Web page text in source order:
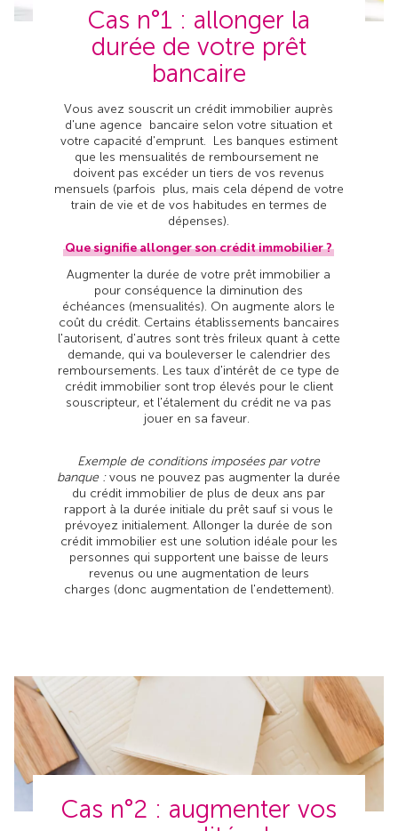
Cas n°1 : allonger la
durée de votre prêt
bancaire
Vous avez souscrit un crédit immobilier auprès
d'une agence bancaire selon votre situation et
votre capacité d'emprunt. Les banques estiment
que les mensualités de remboursement ne
doivent pas excéder un tiers de vos revenus
mensuels (parfois plus, mais cela dépend de votre
train de vie et de vos habitudes en termes de
dépenses).
Que signifie allonger son crédit immobilier ?
Augmenter la durée de votre prêt immobilier a
pour conséquence la diminution des
échéances (mensualités). On augmente alors le
coût du crédit. Certains établissements bancaires
l'autorisent, d'autres sont très frileux quant à cette
demande, qui va bouleverser le calendrier des
remboursements. Les taux d'intérêt de ce type de
crédit immobilier sont trop élevés pour le client
souscripteur, et l'étalement du crédit ne va pas
jouer en sa faveur.
Exemple de conditions imposées par votre
banque :vous ne pouvez pas augmenter la durée
du crédit immobilier de plus de deux ans par
rapport à la durée initiale du prêt sauf si vous le
prévoyez initialement. Allonger la durée de son
crédit immobilier est une solution idéale pour les
personnes qui supportent une baisse de leurs
revenus ou une augmentation de leurs
charges (donc augmentation de l'endettement).
Cas n°2 : augmenter vos